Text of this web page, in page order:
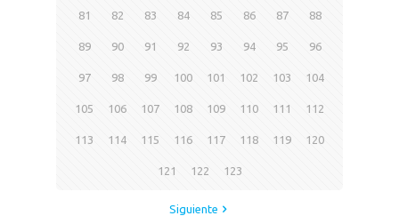
81 82 83 84 85 86 87 88
89 90 91 92 93 94 95 96
97 98 99 100 101 102 103 104
105 106 107 108 109 110 111 112
113 114 115 116 117 118 119 120
121 122 123
Siguiente